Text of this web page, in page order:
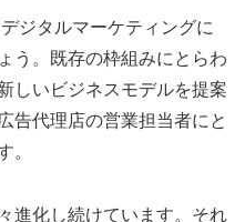
ジタルマーケティングに
う。既存の枠組みにとらわ
しいビジネスモデルを提案
告代理店の営業担当者にと
。
進化し続けています。それ